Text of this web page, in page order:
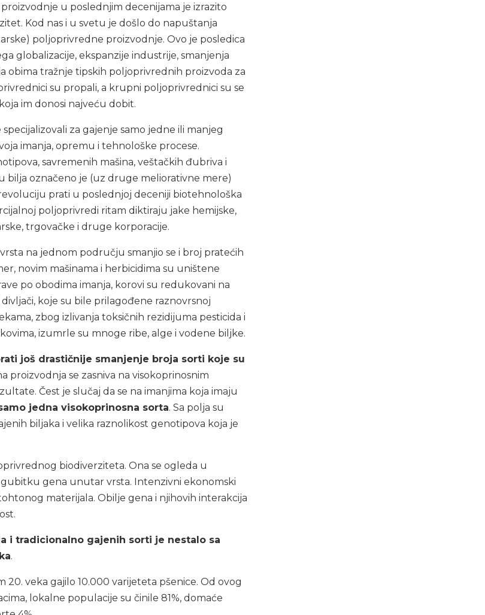
u poslednjim decenijama je izrazito
Kod nas i u svetu je došlo do napuštanja
poljoprivredne proizvodnje. Ovo je posledica
globalizacije, ekspanzije industrije, smanjenja
obima tražnje tipskih poljoprivrednih proizvoda za
su propali, a krupni poljoprivrednici su se
im donosi najveću dobit.
za gajenje samo jedne ili manjeg
imanja, opremu i tehnološke procese.
savremenih mašina, veštačkih đubriva i
bilja označeno je (uz druge meliorativne mere)
prati u poslednjoj deceniji biotehnološka
poljoprivredi ritam diktiraju jake hemijske,
trgovačke i druge korporacije.
na jednom području smanjio se i broj pratećih
novim mašinama i herbicidima su uništene
po obodima imanja, korovi su redukovani na
koje su bile prilagođene raznovrsnoj
zbog izlivanja toksičnih rezidijuma pesticida i
izumrle su mnoge ribe, alge i vodene biljke.
još drastičnije smanjenje broja sorti koje su
proizvodnja se zasniva na visokoprinosnim
Čest je slučaj da se na imanjima koja imaju
jedna visokoprinosna sorta. Sa polja su
biljaka i velika raznolikost genotipova koja je
biodiverziteta. Ona se ogleda u
gena unutar vrsta. Intenzivni ekonomski
materijala. Obilje gena i njihovih interakcija
i tradicionalno gajenih sorti je nestalo sa
.
20. veka gajilo 10.000 varijeteta pšenice. Od ovog
lokalne populacije su činile 81%, domaće